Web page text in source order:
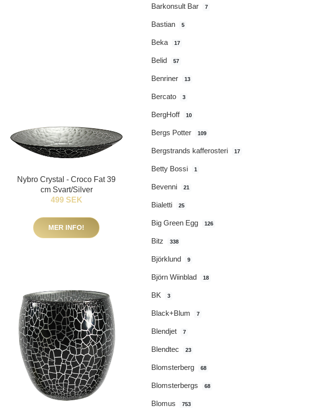
Barkonsult Bar 7
Bastian 5
Beka 17
Belid 57
Benriner 13
Bercato 3
BergHoff 10
Bergs Potter 109
Bergstrands kafferosteri 17
Betty Bossi 1
Bevenni 21
Bialetti 25
Big Green Egg 126
Bitz 338
Björklund 9
Björn Wiinblad 18
BK 3
Black+Blum 7
Blendjet 7
Blendtec 23
Blomsterberg 68
Blomsterbergs 68
Blomus 753
Nybro Crystal - Croco Fat 39
cm Svart/Silver
499 SEK
MER INFO!